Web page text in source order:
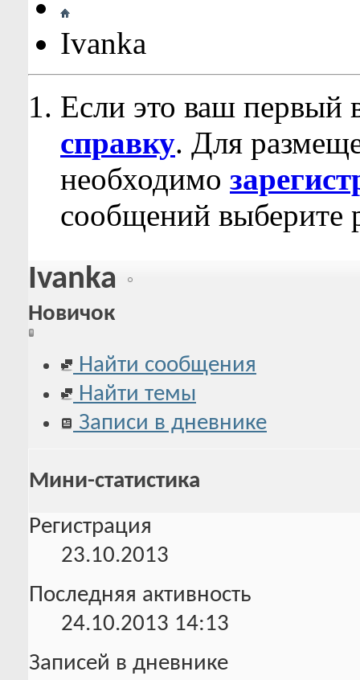
Ivanka
Если это ваш первый
справку. Для
необходимо
сообщений выберите
Ivanka
Новичок
Найти сообщения
Найти темы
Записи в дневнике
Мини-статистика
Регистрация
23.10.2013
Последняя активность
24.10.2013 14:13
Записей в дневнике